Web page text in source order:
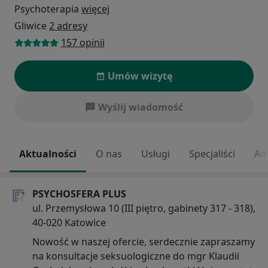
Psychoterapia więcej
Gliwice 2 adresy
157 opinii
Umów wizytę
Wyślij wiadomość
Aktualności O nas Usługi Specjaliści
PSYCHOSFERA PLUS
ul. Przemysłowa 10 (III piętro, gabinety 317 - 318),
40-020 Katowice
Nowość w naszej ofercie, serdecznie zapraszamy
na konsultacje seksuologiczne do mgr Klaudii